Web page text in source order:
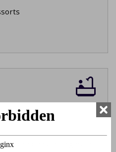
douche dans la baignoire